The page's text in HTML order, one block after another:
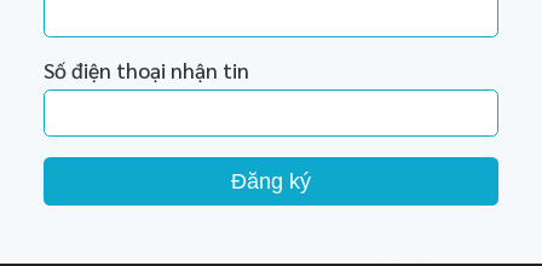
Số điện thoại nhận tin
Đăng ký